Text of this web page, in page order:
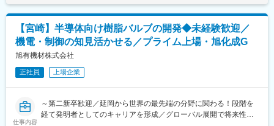
変更の範囲：会社の定める業務
・スマートフォン、携帯電話のR／F、画像、音声処理回路設計
・MRIの回路設計
・システムLSIの回路設計
※常時600件のプロジェクトがあるため、あなたの希望や興味を叶
えることができるはずです。
■研修制度：
修で継続的にスキルアップをサポートしていきます。
・カウンセリングサービスやキャリアサポート、資格取得支援も
【宮崎】半導体向け樹脂バルブの開発◆未経験歓迎／
機電・制御の知見活かせる／プライム上場・旭化成G
旭有機材株式会社
正社員 上場企業
仕事内容
～第二新卒歓迎／延岡から世界の最先端の分野に関わる！段階を
経て発明者としてのキャリアを形成／グローバル展開で将来性も